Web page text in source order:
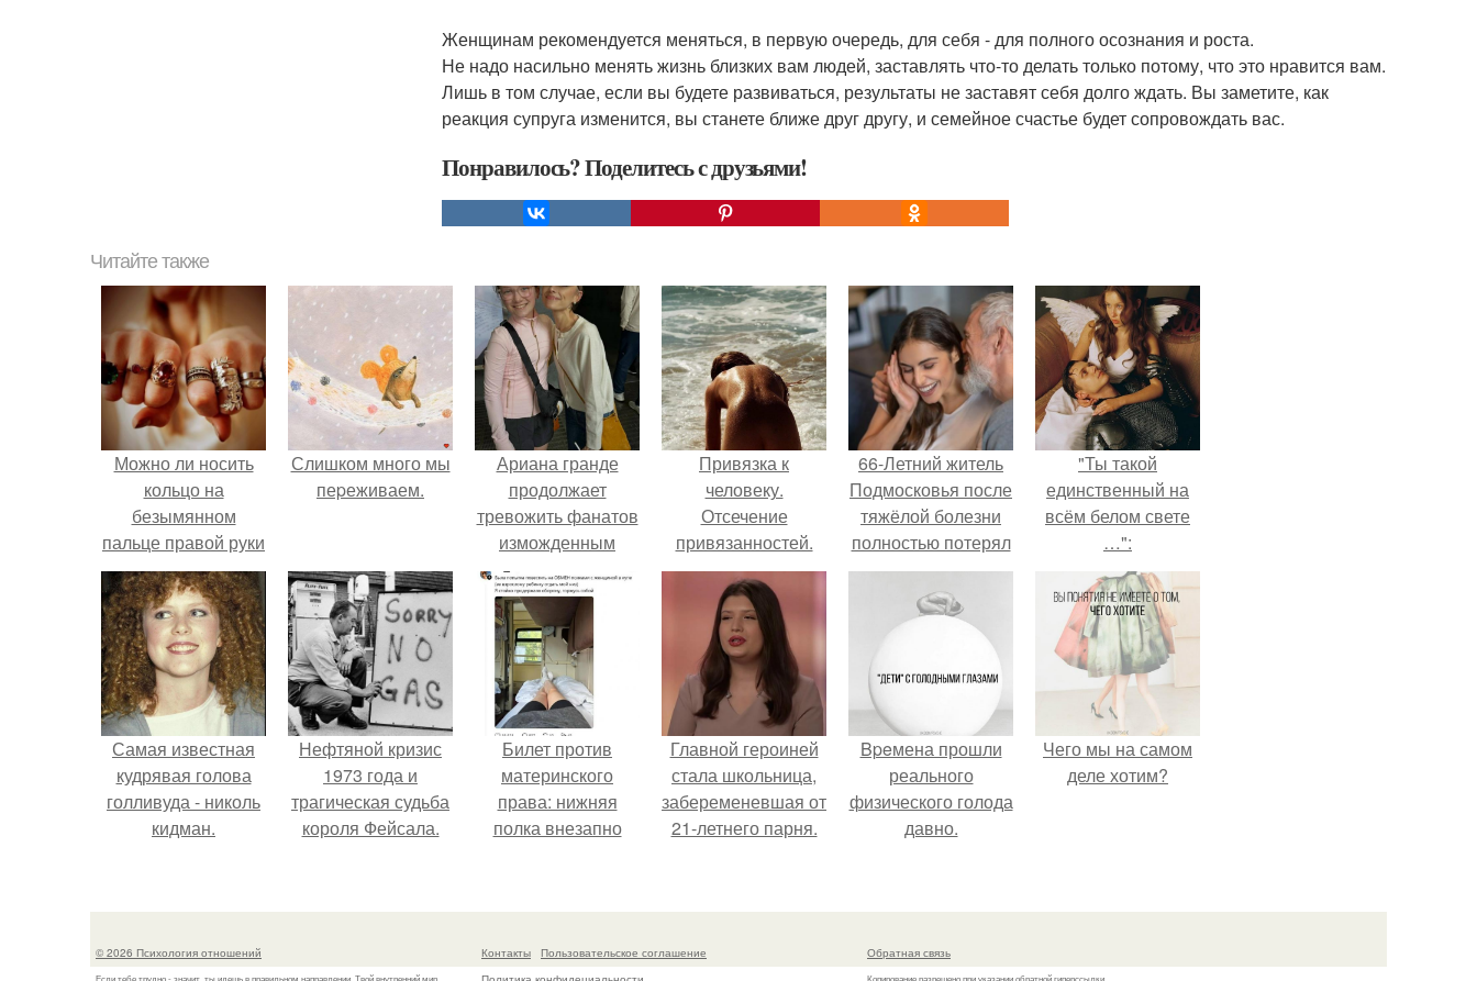
Женщинам рекомендуется меняться, в первую очередь, для себя - для полного осознания и роста.
Не надо насильно менять жизнь близких вам людей, заставлять что-то делать только потому, что это нравится вам.
Лишь в том случае, если вы будете развиваться, результаты не заставят себя долго ждать. Вы заметите, как
реакция супруга изменится, вы станете ближе друг другу, и семейное счастье будет сопровождать вас.
Понравилось? Поделитесь с друзьями!
Читайте также
Можно ли носить
кольцо на
безымянном
пальце правой руки
незамужней
девушке
Слишком много мы
пеpеживаем.
Ариана гранде
продолжает
тревожить фанатов
изможденным
Привязка к
человеку.
Отсечение
привязанностей.
Энергетические
привязки и
зависимости, и как
от них избавляться.
66-Летний житель
Подмосковья после
тяжёлой болезни
полностью потерял
потенцию, но
решил
восстановить
интимную жизнь с
молодой супругой,
"Ты такой
единственный на
всём белом свете
…":
Самая известная
кудрявая голова
голливуда - николь
кидман.
Нефтяной кризис
1973 года и
трагическая судьба
короля Фейсала.
Билет против
материнского
права: нижняя
полка внезапно
Главной героиней
стала школьница,
забеременевшая от
21-летнего парня.
Bpeмена прошли
реального
физического голода
давно.
Чего мы на самом
деле хотим?
© 2026 Психология отношений
Если тебе трудно - значит, ты идешь в правильном направлении. Твой внутренний мир...
Контакты
Пользовательское соглашение
Обратная связь
Копирование разрешено при указании обратной гиперссылки.